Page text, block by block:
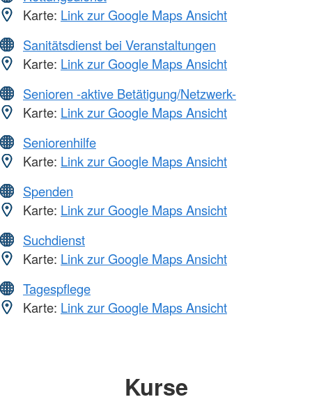
Karte: Link zur Google Maps Ansicht
Sanitätsdienst bei Veranstaltungen
Karte: Link zur Google Maps Ansicht
Senioren -aktive Betätigung/Netzwerk-
Karte: Link zur Google Maps Ansicht
Seniorenhilfe
Karte: Link zur Google Maps Ansicht
Spenden
Karte: Link zur Google Maps Ansicht
Suchdienst
Karte: Link zur Google Maps Ansicht
Tagespflege
Karte: Link zur Google Maps Ansicht
Kurse